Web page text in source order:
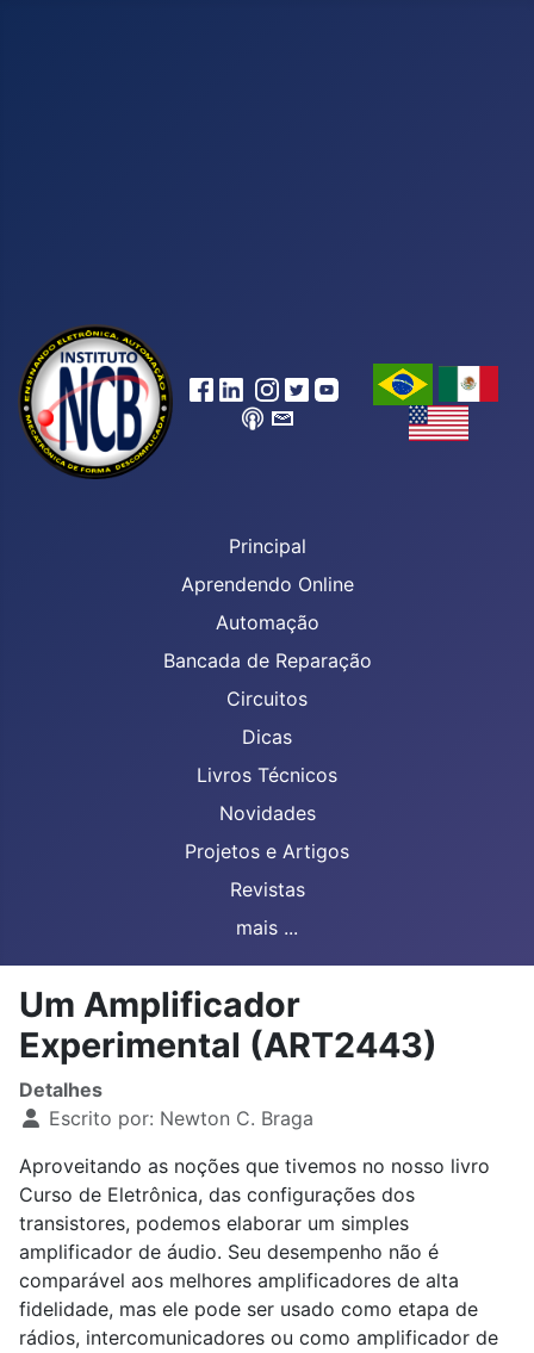
Principal
Aprendendo Online
Automação
Bancada de Reparação
Circuitos
Dicas
Livros Técnicos
Novidades
Projetos e Artigos
Revistas
mais ...
Um Amplificador
Experimental (ART2443)
Detalhes
Escrito por: Newton C. Braga
Aproveitando as noções que tivemos no nosso livro
Curso de Eletrônica, das configurações dos
transistores, podemos elaborar um simples
amplificador de áudio. Seu desempenho não é
comparável aos melhores amplificadores de alta
fidelidade, mas ele pode ser usado como etapa de
rádios, intercomunicadores ou como amplificador de